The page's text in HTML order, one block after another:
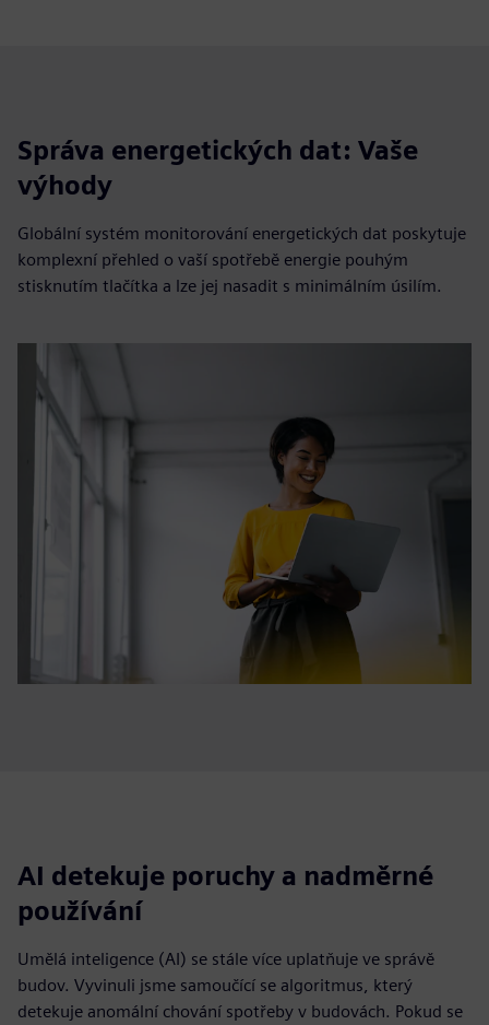
Správa energetických dat: Vaše
výhody
Globální systém monitorování energetických dat poskytuje
komplexní přehled o vaší spotřebě energie pouhým
stisknutím tlačítka a lze jej nasadit s minimálním úsilím.
AI detekuje poruchy a nadměrné
používání
Umělá inteligence (AI) se stále více uplatňuje ve správě
budov. Vyvinuli jsme samoučící se algoritmus, který
detekuje anomální chování spotřeby v budovách. Pokud se